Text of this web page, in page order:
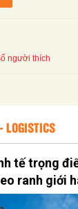
người thích
LOGISTICS
tế trọng
ranh giới